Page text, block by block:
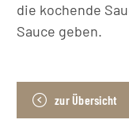
die kochende
Sauce geben.
zur Übersicht